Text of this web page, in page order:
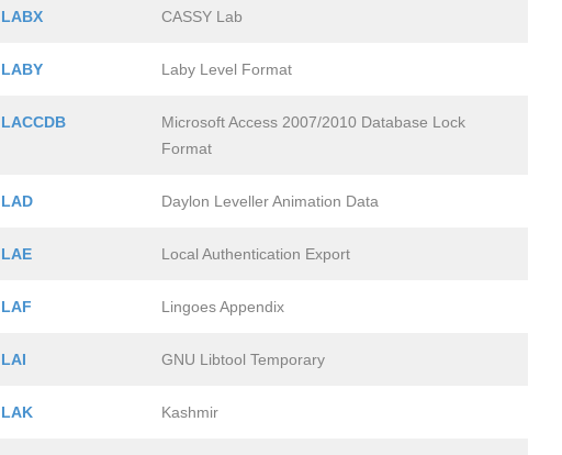
LABX CASSY Lab
LABY Laby Level Format
LACCDB
Microsoft Access 2007/2010 Database Lock
Format
LAD Daylon Leveller Animation Data
LAE Local Authentication Export
LAF Lingoes Appendix
LAI GNU Libtool Temporary
LAK Kashmir